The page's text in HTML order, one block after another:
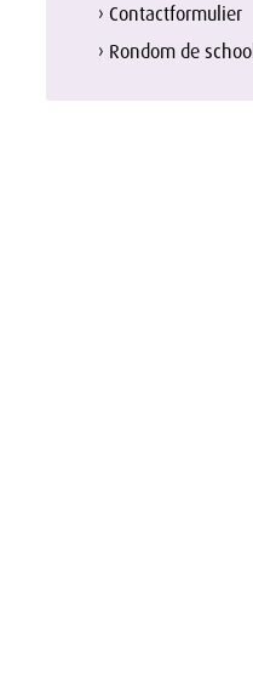
› Contactformulier
› Rondom de school